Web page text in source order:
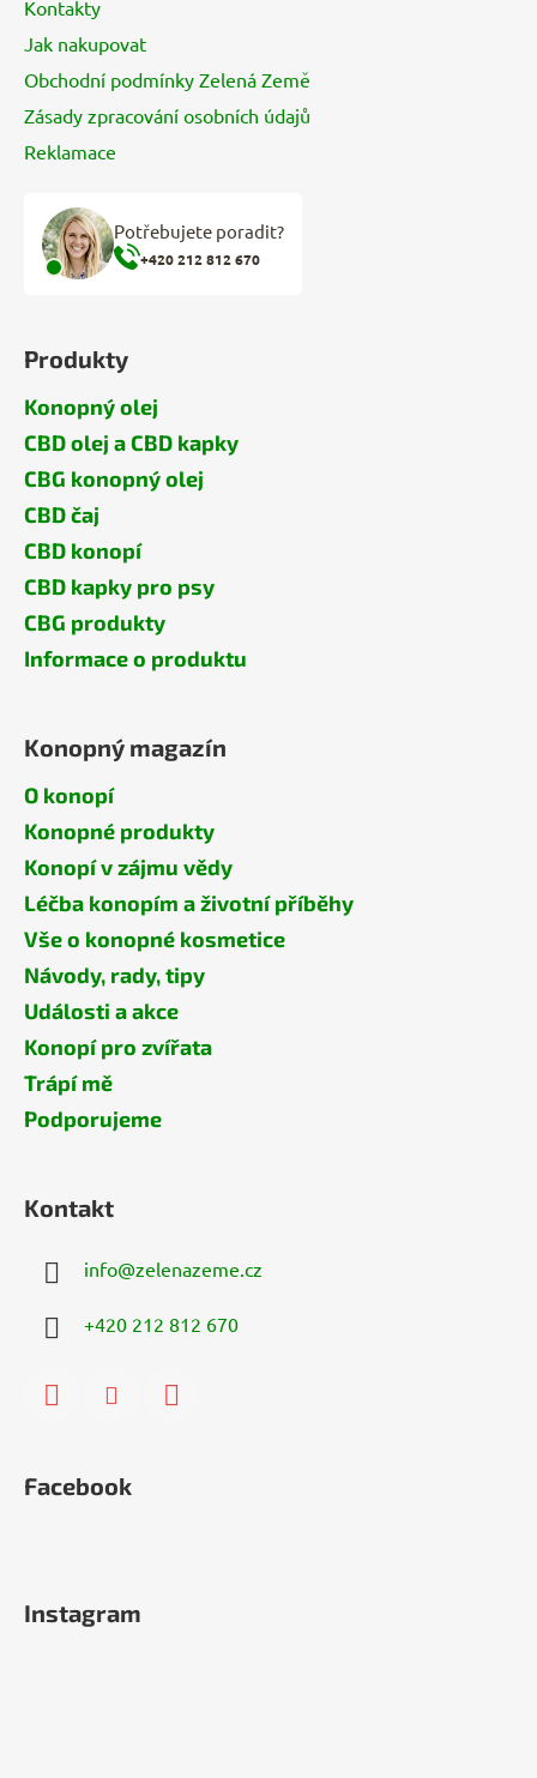
Kontakty
Jak nakupovat
Obchodní podmínky Zelená Země
Zásady zpracování osobních údajů
Reklamace
Potřebujete poradit?
+420 212 812 670
Produkty
Konopný olej
CBD olej a CBD kapky
CBG konopný olej
CBD čaj
CBD konopí
CBD kapky pro psy
CBG produkty
Informace o produktu
Konopný magazín
O konopí
Konopné produkty
Konopí v zájmu vědy
Léčba konopím a životní příběhy
Vše o konopné kosmetice
Návody, rady, tipy
Události a akce
Konopí pro zvířata
Trápí mě
Podporujeme
Kontakt
info@zelenazeme.cz
+420 212 812 670
Facebook
Instagram